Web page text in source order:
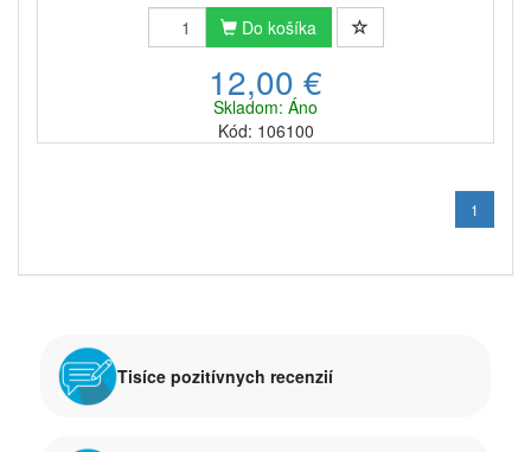
Do košíka
12,00 €
Skladom: Áno
Kód: 106100
1
Tisíce pozitívnych recenzií